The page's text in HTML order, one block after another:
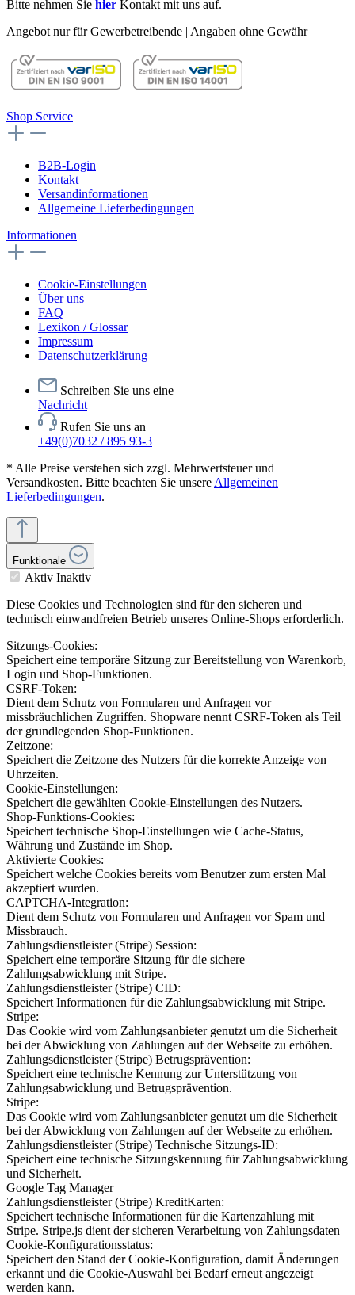
Bitte nehmen Sie hier Kontakt mit uns auf.
Angebot nur für Gewerbetreibende | Angaben ohne Gewähr
Shop Service
B2B-Login
Kontakt
Versandinformationen
Allgemeine Lieferbedingungen
Informationen
Cookie-Einstellungen
Über uns
FAQ
Lexikon / Glossar
Impressum
Datenschutzerklärung
Schreiben Sie uns eine
Nachricht
Rufen Sie uns an
+49(0)7032 / 895 93-3
* Alle Preise verstehen sich zzgl. Mehrwertsteuer und
Versandkosten. Bitte beachten Sie unsere Allgemeinen
Lieferbedingungen.
Funktionale
Aktiv Inaktiv
Diese Cookies und Technologien sind für den sicheren und
technisch einwandfreien Betrieb unseres Online-Shops erforderlich.
Sitzungs-Cookies:
Speichert eine temporäre Sitzung zur Bereitstellung von Warenkorb,
Login und Shop-Funktionen.
CSRF-Token:
Dient dem Schutz von Formularen und Anfragen vor
missbräuchlichen Zugriffen. Shopware nennt CSRF-Token als Teil
der grundlegenden Shop-Funktionen.
Zeitzone:
Speichert die Zeitzone des Nutzers für die korrekte Anzeige von
Uhrzeiten.
Cookie-Einstellungen:
Speichert die gewählten Cookie-Einstellungen des Nutzers.
Shop-Funktions-Cookies:
Speichert technische Shop-Einstellungen wie Cache-Status,
Währung und Zustände im Shop.
Aktivierte Cookies:
Speichert welche Cookies bereits vom Benutzer zum ersten Mal
akzeptiert wurden.
CAPTCHA-Integration:
Dient dem Schutz von Formularen und Anfragen vor Spam und
Missbrauch.
Zahlungsdienstleister (Stripe) Session:
Speichert eine temporäre Sitzung für die sichere
Zahlungsabwicklung mit Stripe.
Zahlungsdienstleister (Stripe) CID:
Speichert Informationen für die Zahlungsabwicklung mit Stripe.
Stripe:
Das Cookie wird vom Zahlungsanbieter genutzt um die Sicherheit
bei der Abwicklung von Zahlungen auf der Webseite zu erhöhen.
Zahlungsdienstleister (Stripe) Betrugsprävention:
Speichert eine technische Kennung zur Unterstützung von
Zahlungsabwicklung und Betrugsprävention.
Stripe:
Das Cookie wird vom Zahlungsanbieter genutzt um die Sicherheit
bei der Abwicklung von Zahlungen auf der Webseite zu erhöhen.
Zahlungsdienstleister (Stripe) Technische Sitzungs-ID:
Speichert eine technische Sitzungskennung für Zahlungsabwicklung
und Sicherheit.
Google Tag Manager
Zahlungsdienstleister (Stripe) KreditKarten:
Speichert technische Informationen für die Kartenzahlung mit
Stripe. Stripe.js dient der sicheren Verarbeitung von Zahlungsdaten
Cookie-Konfigurationsstatus:
Speichert den Stand der Cookie-Konfiguration, damit Änderungen
erkannt und die Cookie-Auswahl bei Bedarf erneut angezeigt
werden kann.